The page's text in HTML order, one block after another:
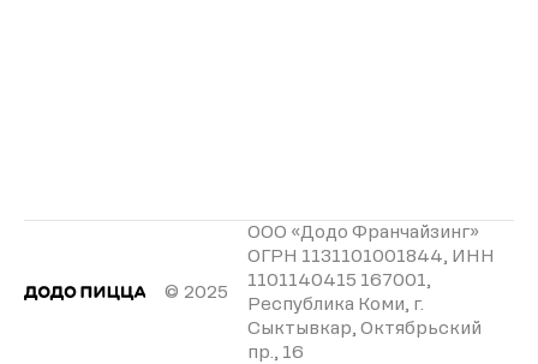
© 2025
ООО «Додо Франчайзинг»
ОГРН 1131101001844, ИНН
1101140415 167001,
Республика Коми, г.
Сыктывкар, Октябрьский
пр., 16